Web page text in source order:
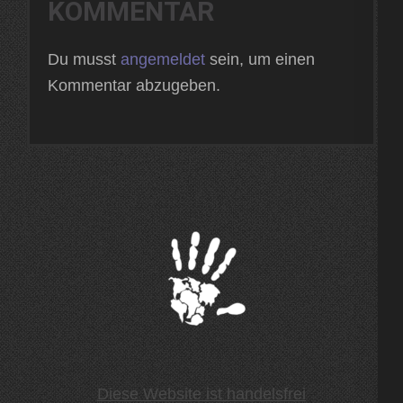
KOMMENTAR
Du musst angemeldet sein, um einen
Kommentar abzugeben.
Diese Website ist handelsfrei